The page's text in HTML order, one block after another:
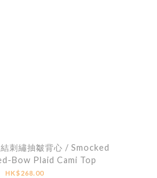
刺繡抽皺背心 / Smocked
Bow Plaid Cami Top
HK$268.00